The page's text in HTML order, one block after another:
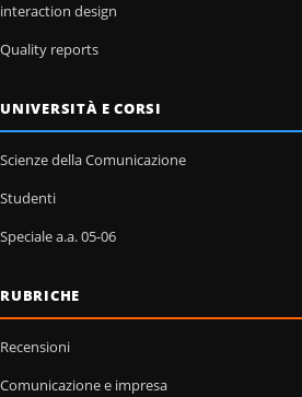
interaction design
Quality reports
UNIVERSITÀ E CORSI
Scienze della Comunicazione
Studenti
Speciale a.a. 05-06
RUBRICHE
Recensioni
Comunicazione e impresa